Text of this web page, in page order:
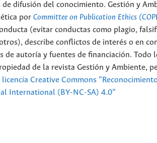
de difusión del conocimiento. Gestión y
por Committee on Publication Ethics
(evitar conductas como plagio,
describe conflictos de interés o en
de autoría y fuentes de financiación. Todo
de la revista Gestión y Ambiente,
licencia Creative Commons
International (BY-NC-SA) 4.0”